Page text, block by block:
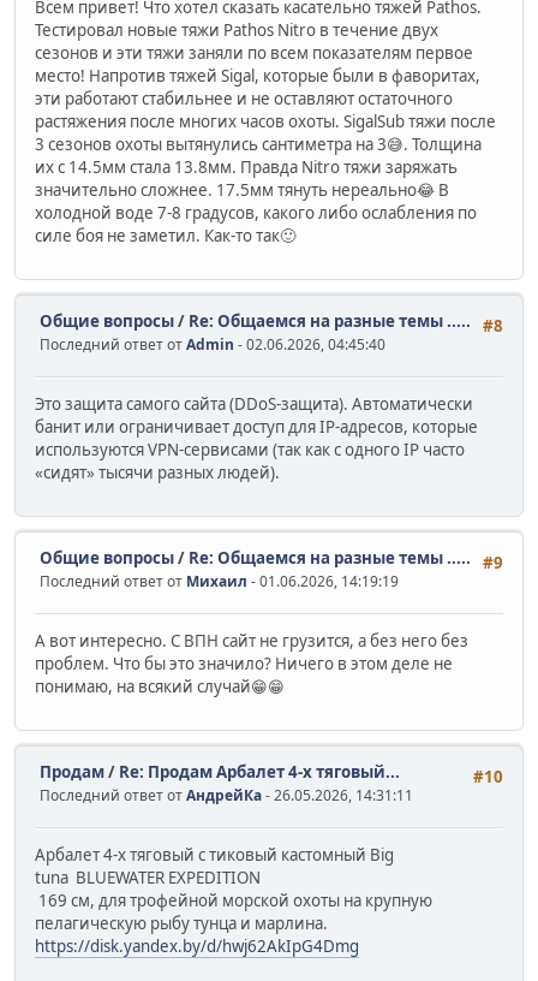
Всем привет! Что хотел сказать касательно тяжей Pathos.
Тестировал новые тяжи Pathos Nitro в течение двух
сезонов и эти тяжи заняли по всем показателям первое
место! Напротив тяжей Sigal, которые были в фаворитах,
эти работают стабильнее и не оставляют остаточного
растяжения после многих часов охоты. SigalSub тяжи после
3 сезонов охоты вытянулись сантиметра на 3😅. Толщина
их с 14.5мм стала 13.8мм. Правда Nitro тяжи заряжать
значительно сложнее. 17.5мм тянуть нереально😂 В
холодной воде 7-8 градусов, какого либо ослабления по
силе боя не заметил. Как-то так🙂
#8
Общие вопросы/ Re: Общаемся на разные темы .....
Последний ответ отAdmin - 02.06.2026, 04:45:40
Это защита самого сайта (DDoS-защита). Автоматически
банит или ограничивает доступ для IP-адресов, которые
используются VPN-сервисами (так как с одного IP часто
«сидят» тысячи разных людей).
#9
Общие вопросы/ Re: Общаемся на разные темы .....
Последний ответ от Михаил - 01.06.2026, 14:19:19
А вот интересно. С ВПН сайт не грузится, а без него без
проблем. Что бы это значило? Ничего в этом деле не
понимаю, на всякий случай😁😁
#10
Продам/ Re: Продам Арбалет 4-х тяговый...
Последний ответ отАндрейКа- 26.05.2026, 14:31:11
Арбалет 4-х тяговый c тиковый кастомный Big
tuna BLUEWATER EXPEDITION
169 см, для трофейной морской охоты на крупную
пелагическую рыбу тунца и марлина.
https://disk.yandex.by/d/hwj62AkIpG4Dmg